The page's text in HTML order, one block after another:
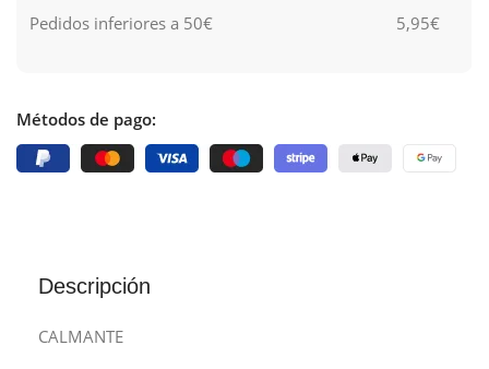
Pedidos inferiores a 50€ 5,95€
Métodos de pago:
Descripción
CALMANTE